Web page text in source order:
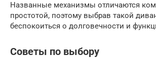
Названные механизмы отличаются
простотой, поэтому выбрав такой
беспокоиться о долговечности и
Советы по выбору